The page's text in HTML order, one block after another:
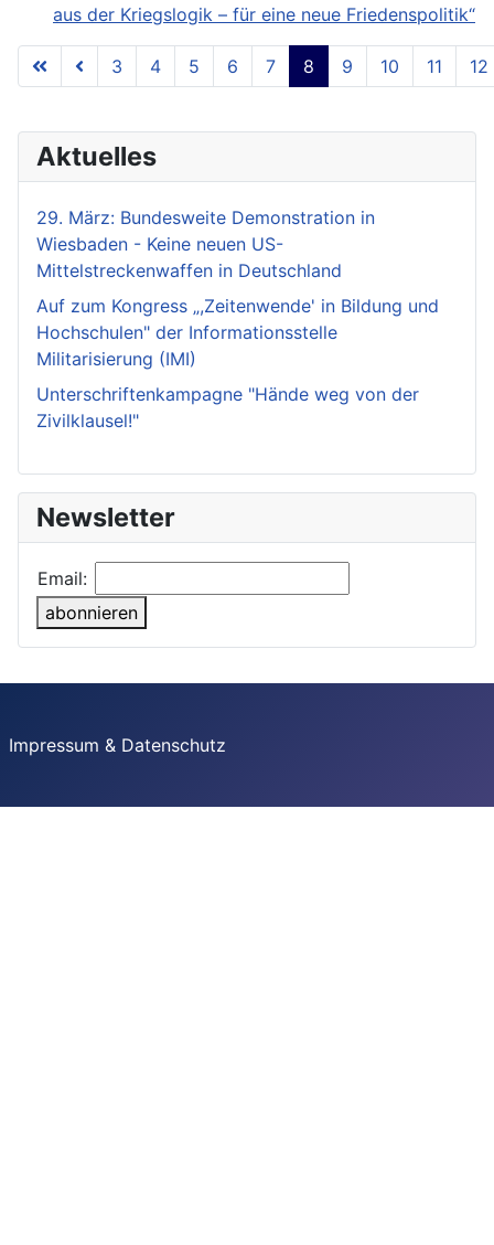
aus der Kriegslogik – für eine neue Friedenspolitik“
Seite 8 von 18
3 4 5 6 7 8 9 10 11 12
Aktuelles
29. März: Bundesweite Demonstration in
Wiesbaden - Keine neuen US-
Mittelstreckenwaffen in Deutschland
Auf zum Kongress „,Zeitenwende' in Bildung und
Hochschulen" der Informationsstelle
Militarisierung (IMI)
Unterschriftenkampagne "Hände weg von der
Zivilklausel!"
Newsletter
Email:
abonnieren
Impressum & Datenschutz